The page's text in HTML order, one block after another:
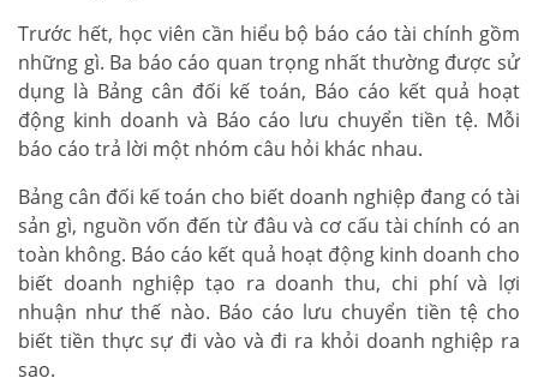
Trước hết, học viên cần hiểu bộ báo cáo tài chính gồm
những gì. Ba báo cáo quan trọng nhất thường được sử
dụng là Bảng cân đối kế toán, Báo cáo kết quả hoạt
động kinh doanh và Báo cáo lưu chuyển tiền tệ. Mỗi
báo cáo trả lời một nhóm câu hỏi khác nhau.
Bảng cân đối kế toán cho biết doanh nghiệp đang có tài
sản gì, nguồn vốn đến từ đâu và cơ cấu tài chính có an
toàn không. Báo cáo kết quả hoạt động kinh doanh cho
biết doanh nghiệp tạo ra doanh thu, chi phí và lợi
nhuận như thế nào. Báo cáo lưu chuyển tiền tệ cho
biết tiền thực sự đi vào và đi ra khỏi doanh nghiệp ra
sao.